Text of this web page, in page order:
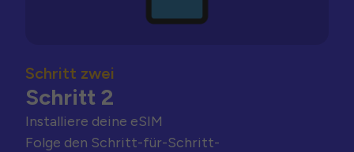
Schritt zwei
Schritt 2
Installiere deine eSIM
Folge den Schritt-für-Schritt-